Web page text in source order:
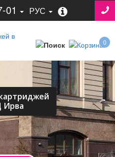
01 РУС
0
Ирва